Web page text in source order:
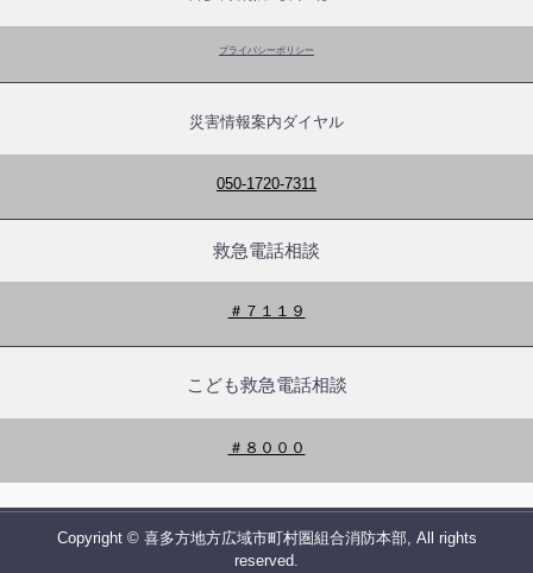
プライバシーポリシー
災害情報案内ダイヤル
050-1720-7311
救急電話相談
＃７１１９
こども救急電話相談
＃８０００
Copyright © 喜多方地方広域市町村圏組合消防本部, All rights
reserved.